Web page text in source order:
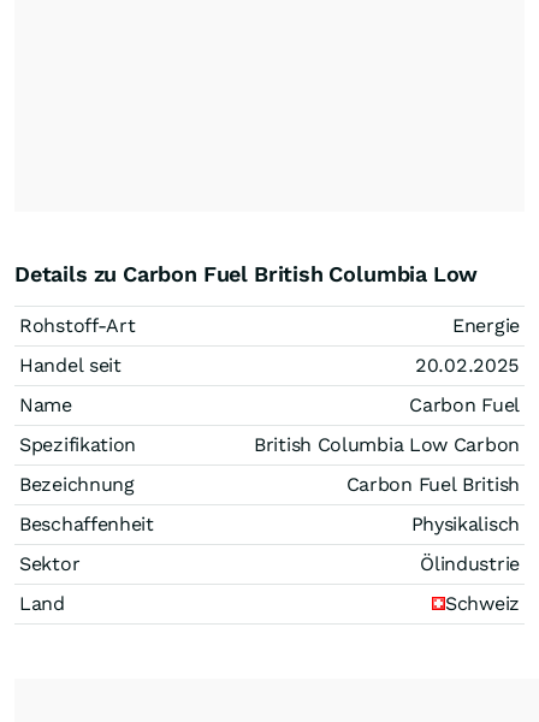
Details zu Carbon Fuel British Columbia Low
Rohstoff-Art
Energie
Handel seit
20.02.2025
Name
Carbon Fuel
Spezifikation
British Columbia Low Carbon
Bezeichnung
Carbon Fuel British
Beschaffenheit
Physikalisch
Sektor
Ölindustrie
Land
Schweiz